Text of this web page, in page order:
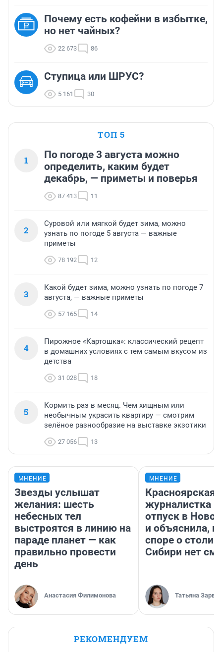
Почему есть кофейни в избытке,
но нет чайных?
22 673 86
Ступица или ШРУС?
5 161 30
ТОП 5
1
По погоде 3 августа можно
определить, каким будет
декабрь, — приметы и поверья
87 413 11
2
Суровой или мягкой будет зима, можно
узнать по погоде 5 августа — важные
приметы
78 192 12
3
Какой будет зима, можно узнать по погоде 7
августа, — важные приметы
57 165 14
4
Пирожное «Картошка»: классический рецепт
в домашних условиях с тем самым вкусом из
детства
31 028 18
5
Кормить раз в месяц. Чем хищным или
необычным украсить квартиру — смотрим
зелёное разнообразие на выставке экзотики
27 056 13
МНЕНИЕ
Звезды услышат
желания: шесть
небесных тел
выстроятся в линию на
параде планет — как
правильно провести
день
Анастасия Филимонова
МНЕНИЕ
Красноярская
журналистка
отпуск в
и объяснила,
споре о
Сибири нет
Татьяна Зарва
РЕКОМЕНДУЕМ